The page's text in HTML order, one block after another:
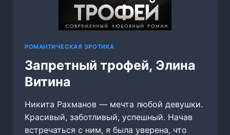
РОМАНТИЧЕСКАЯ ЭРОТИКА
Запретный трофей, Элина
Витина
Никита Рахманов — мечта любой девушки.
Красивый, заботливый, успешный. Начав
встречаться с ним, я была уверена, что